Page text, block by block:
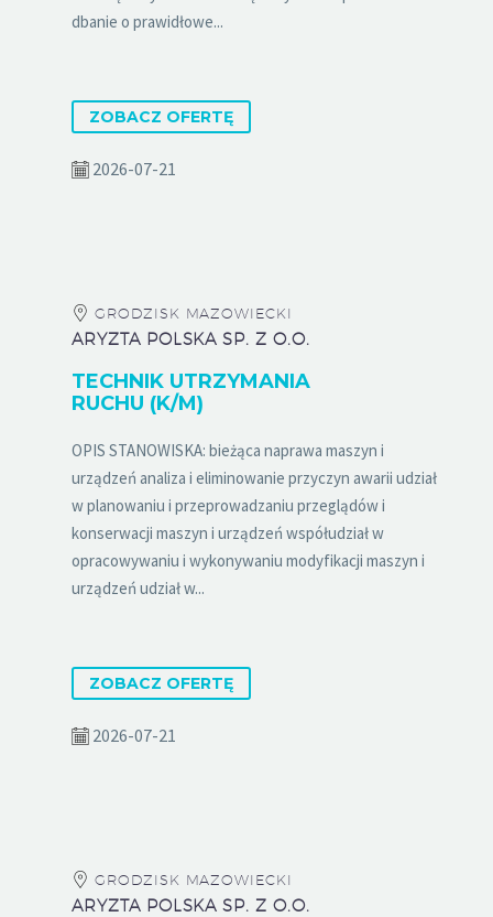
dbanie o prawidłowe...
ZOBACZ OFERTĘ
2026-07-21
GRODZISK MAZOWIECKI
ARYZTA POLSKA SP. Z O.O.
TECHNIK UTRZYMANIA
RUCHU (K/M)
OPIS STANOWISKA: bieżąca naprawa maszyn i
urządzeń analiza i eliminowanie przyczyn awarii udział
w planowaniu i przeprowadzaniu przeglądów i
konserwacji maszyn i urządzeń współudział w
opracowywaniu i wykonywaniu modyfikacji maszyn i
urządzeń udział w...
ZOBACZ OFERTĘ
2026-07-21
GRODZISK MAZOWIECKI
ARYZTA POLSKA SP. Z O.O.